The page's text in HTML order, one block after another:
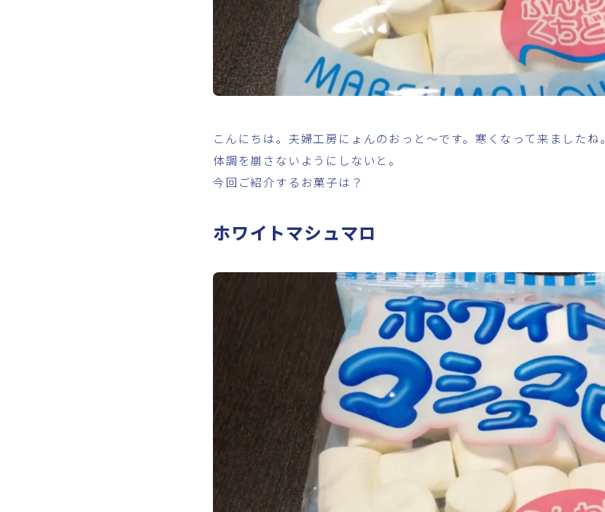
こんにちは。夫婦工房にょんのおっと～です。寒くなって来ましたね。
体調を崩さないようにしないと。
今回ご紹介するお菓子は？
ホワイトマシュマロ